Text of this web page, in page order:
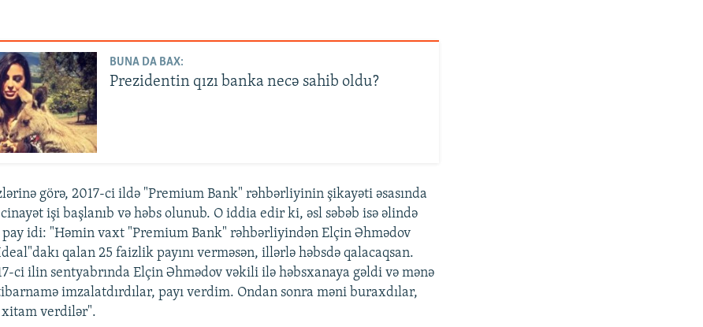
BUNA DA BAX:
Prezidentin qızı banka necə sahib oldu?
görə, 2017-ci ildə "Premium Bank" rəhbərliyinin şikayəti əsasında
işi başlanıb və həbs olunub. O iddia edir ki, əsl səbəb isə əlində
idi: "Həmin vaxt "Premium Bank" rəhbərliyindən Elçin Əhmədov
qalan 25 faizlik payını verməsən, illərlə həbsdə qalacaqsan.
ci ilin sentyabrında Elçin Əhmədov vəkili ilə həbsxanaya gəldi və mənə
imzalatdırdılar, payı verdim. Ondan sonra məni buraxdılar,
xitam verdilər".